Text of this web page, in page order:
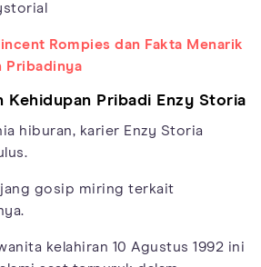
Rompies dan Fakta Menarik
Pribadinya
Kehidupan Pribadi Enzy Storia
hiburan, karier Enzy Storia
gosip miring terkait
kelahiran 10 Agustus 1992 ini